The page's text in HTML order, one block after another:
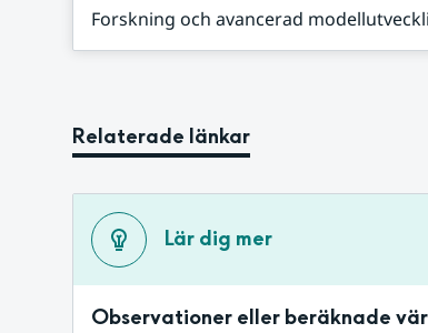
Forskning och avancerad
Relaterade länkar
Lär dig mer
Observationer eller beräknade